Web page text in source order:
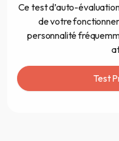
Ce test d’auto-
de votre
personnalité
Test